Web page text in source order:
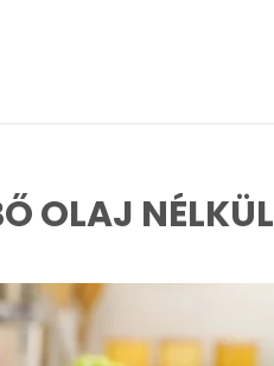
OLAJ NÉLKÜL